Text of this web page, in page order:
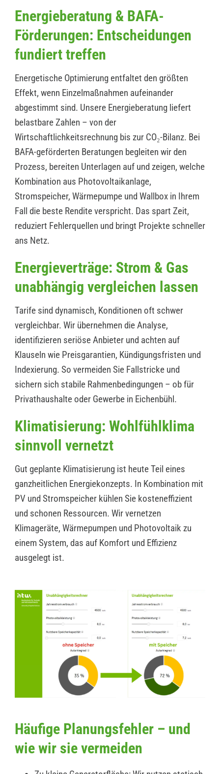
Energieberatung & BAFA-
Förderungen: Entscheidungen
fundiert treffen
Energetische Optimierung entfaltet den größten
Effekt, wenn Einzelmaßnahmen aufeinander
abgestimmt sind. Unsere Energieberatung liefert
belastbare Zahlen – von der
Wirtschaftlichkeitsrechnung bis zur CO₂-Bilanz. Bei
BAFA-geförderten Beratungen begleiten wir den
Prozess, bereiten Unterlagen auf und zeigen, welche
Kombination aus Photovoltaikanlage,
Stromspeicher, Wärmepumpe und Wallbox in Ihrem
Fall die beste Rendite verspricht. Das spart Zeit,
reduziert Fehlerquellen und bringt Projekte schneller
ans Netz.
Energieverträge: Strom & Gas
unabhängig vergleichen lassen
Tarife sind dynamisch, Konditionen oft schwer
vergleichbar. Wir übernehmen die Analyse,
identifizieren seriöse Anbieter und achten auf
Klauseln wie Preisgarantien, Kündigungsfristen und
Indexierung. So vermeiden Sie Fallstricke und
sichern sich stabile Rahmenbedingungen – ob für
Privathaushalte oder Gewerbe in Eichenbühl.
Klimatisierung: Wohlfühlklima
sinnvoll vernetzt
Gut geplante Klimatisierung ist heute Teil eines
ganzheitlichen Energiekonzepts. In Kombination mit
PV und Stromspeicher kühlen Sie kosteneffizient
und schonen Ressourcen. Wir vernetzen
Klimageräte, Wärmepumpen und Photovoltaik zu
einem System, das auf Komfort und Effizienz
ausgelegt ist.
Häufige Planungsfehler – und
wie wir sie vermeiden